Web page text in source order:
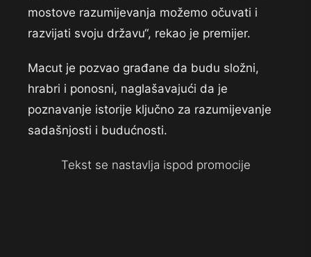
mostove razumijevanja možemo očuvati i
razvijati svoju državu“, rekao je premijer.
Macut je pozvao građane da budu složni,
hrabri i ponosni, naglašavajući da je
poznavanje istorije ključno za razumijevanje
sadašnjosti i budućnosti.
Tekst se nastavlja ispod promocije